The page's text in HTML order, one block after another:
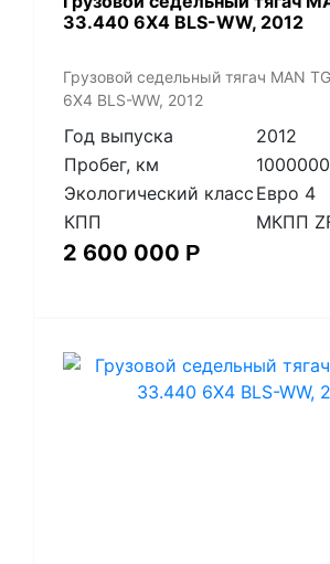
33.440 6X4 BLS-WW, 2012
​Грузовой седельный тягач MAN
6X4 BLS-WW, 2012
Год выпуска
2012
Пробег, км
1000000
Экологический класс Евро 4
КПП
МКПП
2 600 000 Р